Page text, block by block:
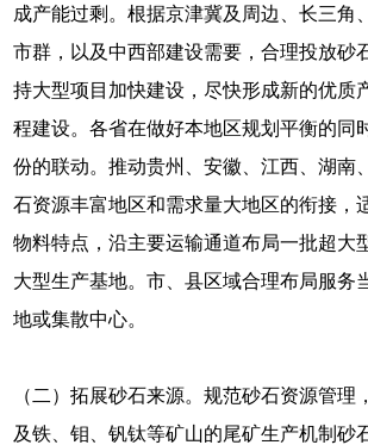
成产能过剩。根据京津冀及周边、长三角
市群，以及中西部建设需要，合理投放砂
持大型项目加快建设，尽快形成新的优质
程建设。各省在做好本地区规划平衡的同
份的联动。推动贵州、安徽、江西、湖南
石资源丰富地区和需求量大地区的衔接，
物料特点，沿主要运输通道布局一批超大
大型生产基地。市、县区域合理布局服务
地或集散中心。
（二）拓展砂石来源。规范砂石资源管理
及铁、钼、钒钛等矿山的尾矿生产机制砂